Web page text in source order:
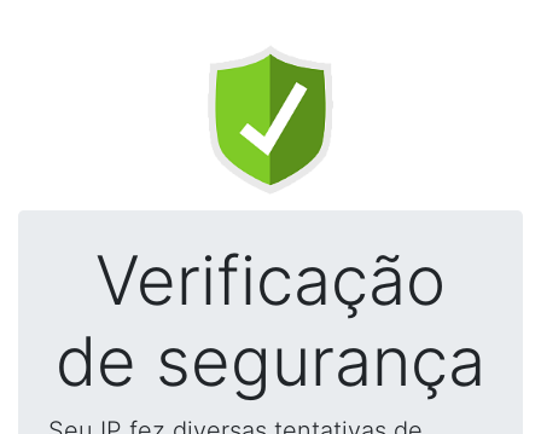
Verificação
de segurança